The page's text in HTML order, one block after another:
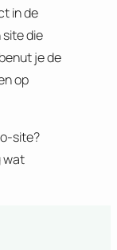
in de
die
je de
op
site?
wat